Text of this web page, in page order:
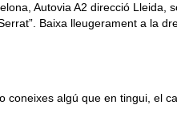
Autovia A2 direcció Lleida,
Baixa lleugerament a la
coneixes algú que en tingui, el